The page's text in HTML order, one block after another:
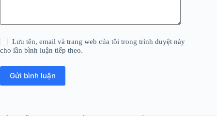
Lưu tên, email và trang web của tôi trong trình duyệt này
cho lần bình luận tiếp theo.
Gửi bình luận